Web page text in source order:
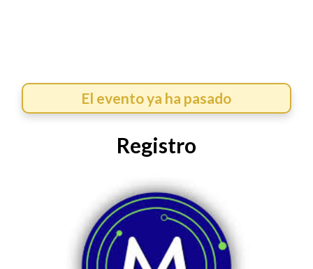
El evento ya ha pasado
Registro